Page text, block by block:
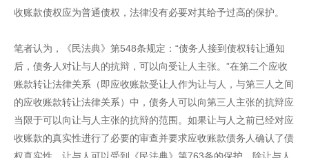
收账款债权应为普通债权，法律没有必要对其给予过高的保护。
笔者认为，《民法典》第548条规定：“债务人接到债权转让通知
后，债务人对让与人的抗辩，可以向受让人主张。”在第二个应收
账款转让法律关系（即应收账款受让人作为让与人，与第三人之间
的应收账款转让法律关系）中，债务人可以向第三人主张的抗辩应
当限于可以向让与人主张的抗辩的范围。如果让与人之前已经对应
收账款的真实性进行了必要的审查并要求应收账款债务人确认了债